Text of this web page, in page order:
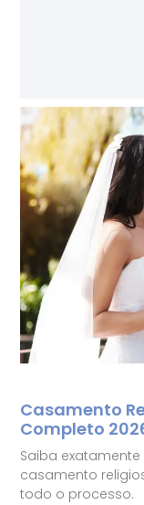
Casamento
Completo
Saiba
casamento
todo o processo.